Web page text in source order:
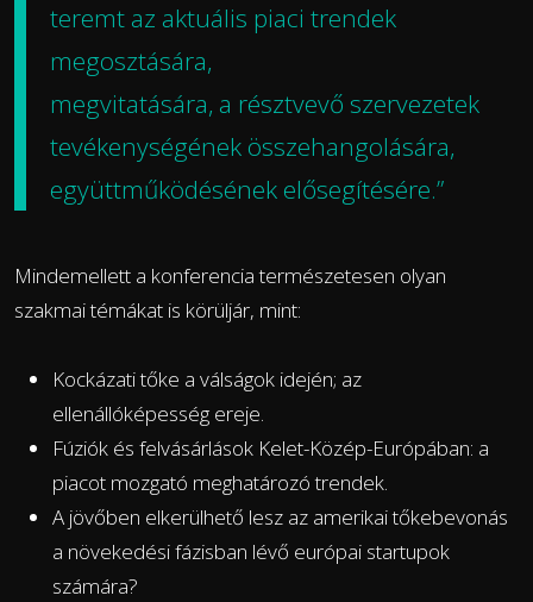
teremt az aktuális piaci trendek
megosztására,
megvitatására, a résztvevő szervezetek
tevékenységének összehangolására,
együttműködésének elősegítésére.”
Mindemellett a konferencia természetesen olyan
szakmai témákat is körüljár, mint:
Kockázati tőke a válságok idején; az
ellenállóképesség ereje.
Fúziók és felvásárlások Kelet-Közép-Európában: a
piacot mozgató meghatározó trendek.
A jövőben elkerülhető lesz az amerikai tőkebevonás
a növekedési fázisban lévő európai startupok
számára?